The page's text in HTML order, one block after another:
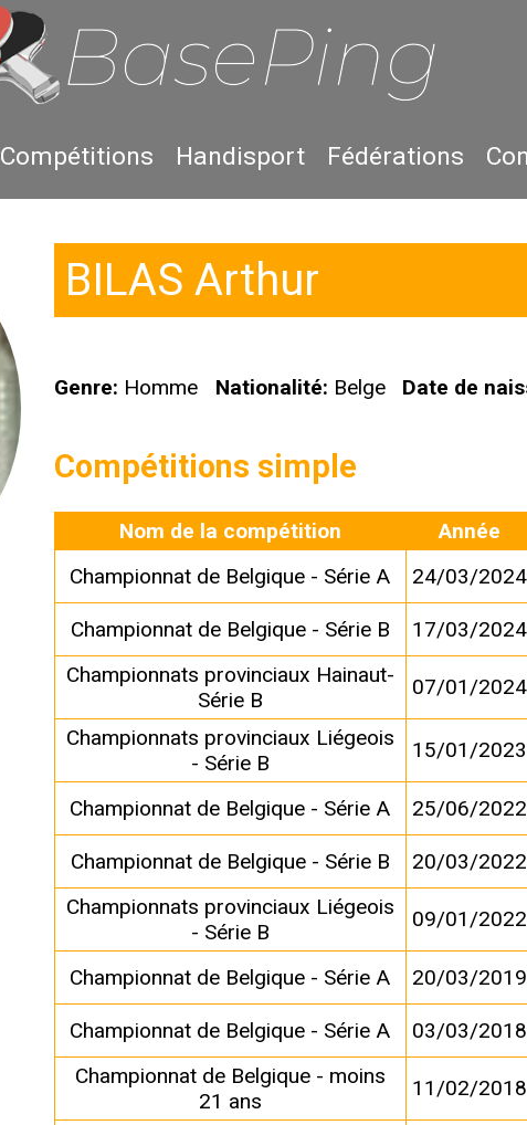
Compétitions Handisport Fédérations
BILAS Arthur
Genre: Homme Nationalité: Belge Date de
Compétitions simple
Nom de la compétition Année
Championnat de Belgique - Série A
24/03/2024
Championnat de Belgique - Série B 17/03/2024
Championnats provinciaux Hainaut-
Série B
07/01/2024
Championnats provinciaux Liégeois
- Série B
15/01/2023
Championnat de Belgique - Série A 25/06/2022
Championnat de Belgique - Série B 20/03/2022
Championnats provinciaux Liégeois
- Série B
09/01/2022
Championnat de Belgique - Série A 20/03/2019
Championnat de Belgique - Série A 03/03/2018
Championnat de Belgique - moins
21 ans
11/02/2018